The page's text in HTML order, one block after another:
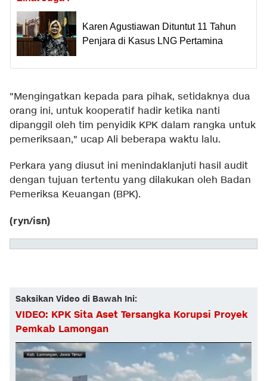
Karen Agustiawan Dituntut 11 Tahun
Penjara di Kasus LNG Pertamina
"Mengingatkan kepada para pihak, setidaknya dua
orang ini, untuk kooperatif hadir ketika nanti
dipanggil oleh tim penyidik KPK dalam rangka untuk
pemeriksaan," ucap Ali beberapa waktu lalu.
Perkara yang diusut ini menindaklanjuti hasil audit
dengan tujuan tertentu yang dilakukan oleh Badan
Pemeriksa Keuangan (BPK).
(ryn/isn)
Saksikan Video di Bawah Ini:
VIDEO: KPK Sita Aset Tersangka Korupsi Proyek
Pemkab Lamongan